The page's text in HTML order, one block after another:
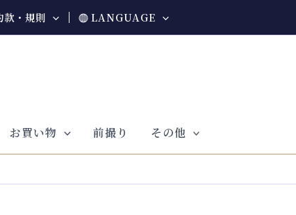
款・規則 LANGUAGE
お買い物 前撮り その他